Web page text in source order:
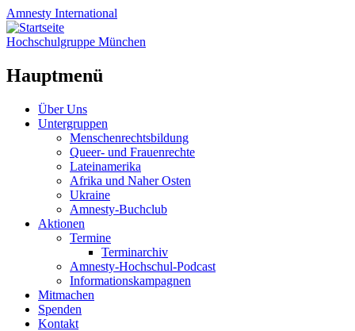
Amnesty International
Hochschulgruppe München
Hauptmenü
Zum
Inhalt
Über Uns
Untergruppen
Menschenrechtsbildung
Queer- und Frauenrechte
Lateinamerika
Afrika und Naher Osten
Ukraine
Amnesty-Buchclub
Aktionen
Termine
Terminarchiv
Amnesty-Hochschul-Podcast
Informationskampagnen
Mitmachen
Spenden
Kontakt